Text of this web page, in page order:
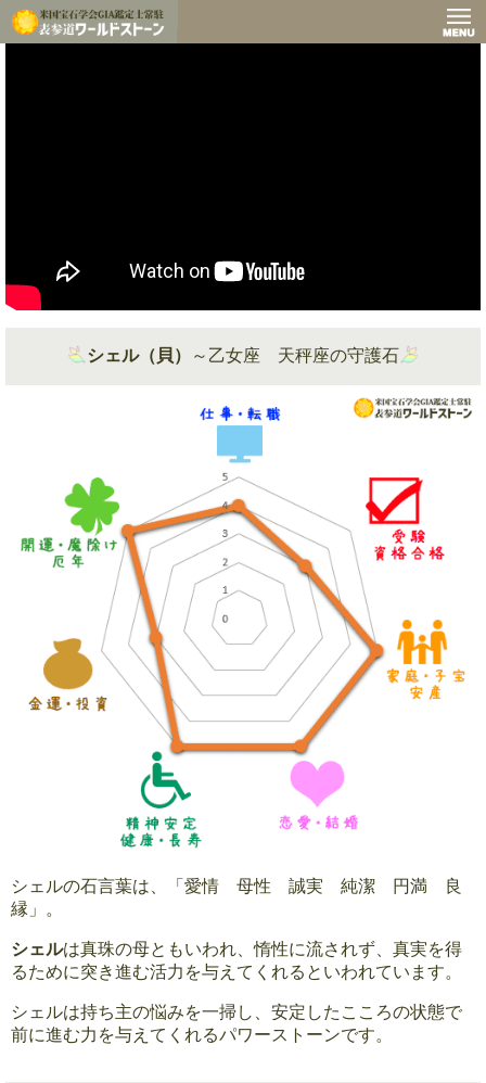
シェル（貝） ～乙女座 天秤座の守護石
シェルの石言葉は、「愛情 母性 誠実 純潔 円満 良
縁」。
シェルは真珠の母ともいわれ、惰性に流されず、真実を得
るために突き進む活力を与えてくれるといわれています。
シェルは持ち主の悩みを一掃し、安定したこころの状態で
前に進む力を与えてくれるパワーストーンです。